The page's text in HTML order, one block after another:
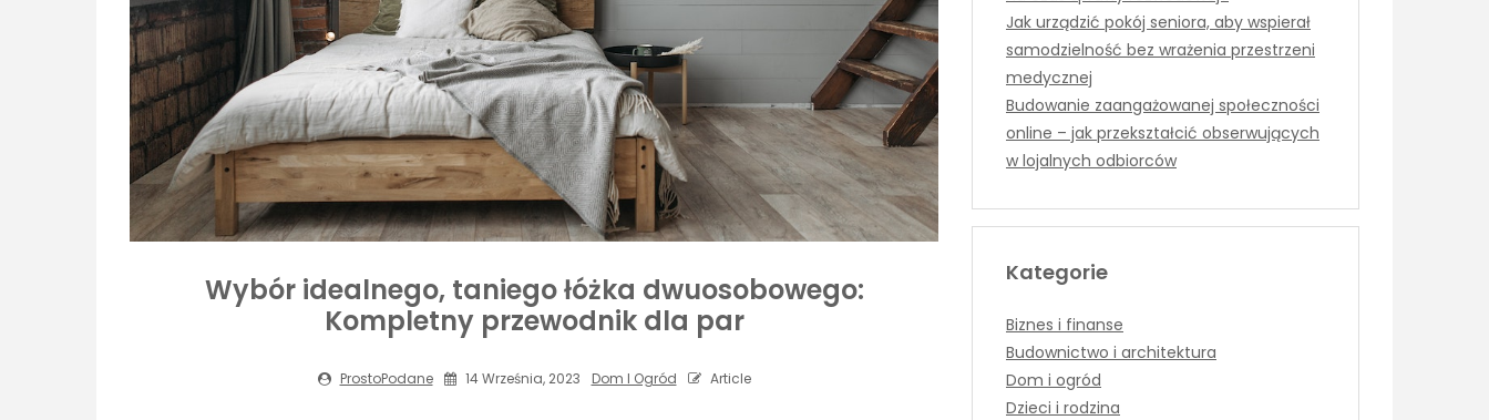
Wybór idealnego, taniego łóżka dwuosobowego:
Kompletny przewodnik dla par
ProstoPodane 14 Września, 2023 Dom I Ogród Article
Jak urządzić pokój seniora, aby wspierał
samodzielność bez wrażenia przestrzeni
medycznej
Budowanie zaangażowanej społeczności
online – jak przekształcić obserwujących
w lojalnych odbiorców
Kategorie
Biznes i finanse
Budownictwo i architektura
Dom i ogród
Dzieci i rodzina